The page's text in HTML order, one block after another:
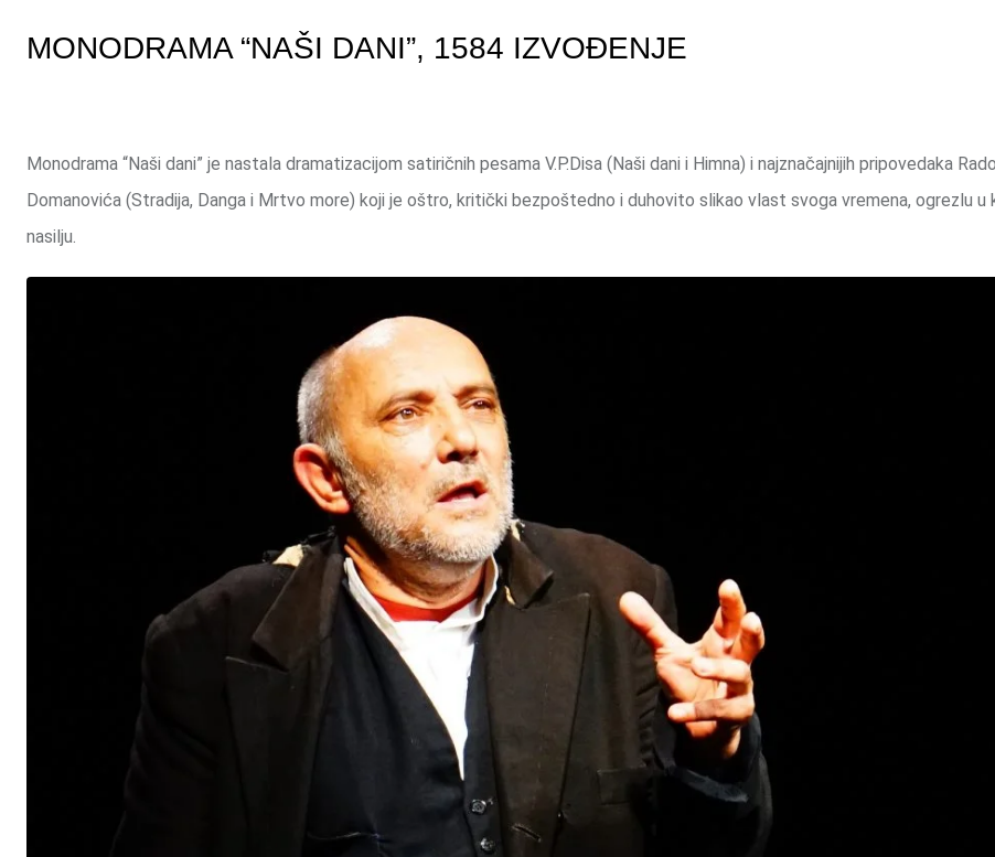
MONODRAMA “NAŠI DANI”, 1584 IZVOĐENJE
Monodrama “Naši dani” je nastala dramatizacijom satiričnih pesama V.P.Disa (Naši dani i Himna) i najznačajnijih pripovedaka
Domanovića (Stradija, Danga i Mrtvo more) koji je oštro, kritički bezpoštedno i duhovito slikao vlast svoga vremena, ogrezlu u
nasilju.